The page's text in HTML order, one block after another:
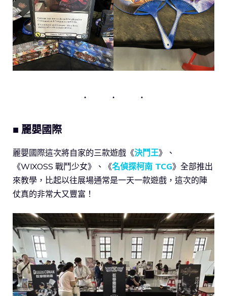
■ 麗嬰國際
麗嬰國際這次將自家的三款遊戲《決鬥王》、
《WIXOSS 戰鬥少女》、《名偵探柯南 TCG》全部推出
來教學，比起以往展場通常是一天一款遊戲，這次的陣
仗真的非常大又豐富！